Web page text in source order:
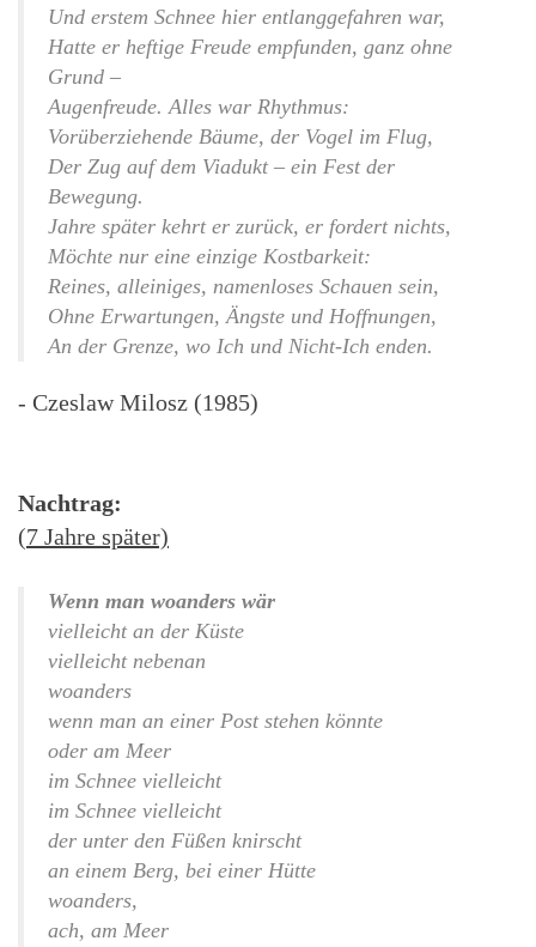
Und erstem Schnee hier entlanggefahren war,
Hatte er heftige Freude empfunden, ganz ohne
Grund –
Augenfreude. Alles war Rhythmus:
Vorüberziehende Bäume, der Vogel im Flug,
Der Zug auf dem Viadukt – ein Fest der
Bewegung.
Jahre später kehrt er zurück, er fordert nichts,
Möchte nur eine einzige Kostbarkeit:
Reines, alleiniges, namenloses Schauen sein,
Ohne Erwartungen, Ängste und Hoffnungen,
An der Grenze, wo Ich und Nicht-Ich enden.
- Czeslaw Milosz (1985)
Nachtrag:
(7 Jahre später)
Wenn man woanders wär
vielleicht an der Küste
vielleicht nebenan
woanders
wenn man an einer Post stehen könnte
oder am Meer
im Schnee vielleicht
im Schnee vielleicht
der unter den Füßen knirscht
an einem Berg, bei einer Hütte
woanders,
ach, am Meer